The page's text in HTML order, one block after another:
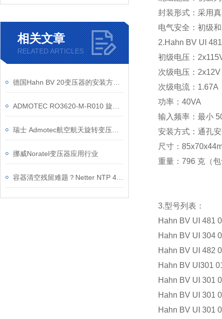
相关文章
RELATED ARTICLES
挪威Noratel变压器应用行业
封装形式：采用
电气安全：初级
2.Hahn BV UI
初级电压：
次级电压：2x12V
次级电流：1.67A
功率：40VA
输入频率：最小
安装方式：通孔
尺寸：
重量：796 克（
3.型号列表：
Hahn BV UI 481
Hahn BV UI 304
Hahn BV UI 482
Hahn BV UI301
Hahn BV UI 301
Hahn BV UI 301
Hahn BV UI 301